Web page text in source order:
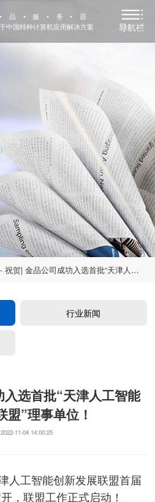
品•服•务•器
中国特种计算机应用解决方案
- 祝贺| 金品公司成功入选首批“天津人工
行业新闻
选首批“天津人工智能
盟”理事单位！
11-04 14:00:25
人工智能创新发展联盟首届
，联盟工作正式启动！